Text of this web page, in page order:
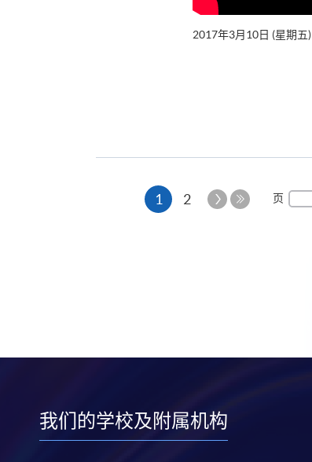
2017年3月10日 (星期五)
1 本
2
下
页
我们的学校及附属机构